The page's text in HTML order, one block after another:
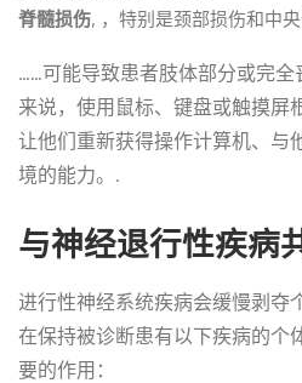
脊髓损伤, ，特别是颈部损伤和中
……可能导致患者肢体部分或完
来说，使用鼠标、键盘或触摸屏
让他们重新获得操作计算机、与
境的能力。.
与神经退行性疾病
进行性神经系统疾病会缓慢剥夺
在保持被诊断患有以下疾病的个
要的作用：